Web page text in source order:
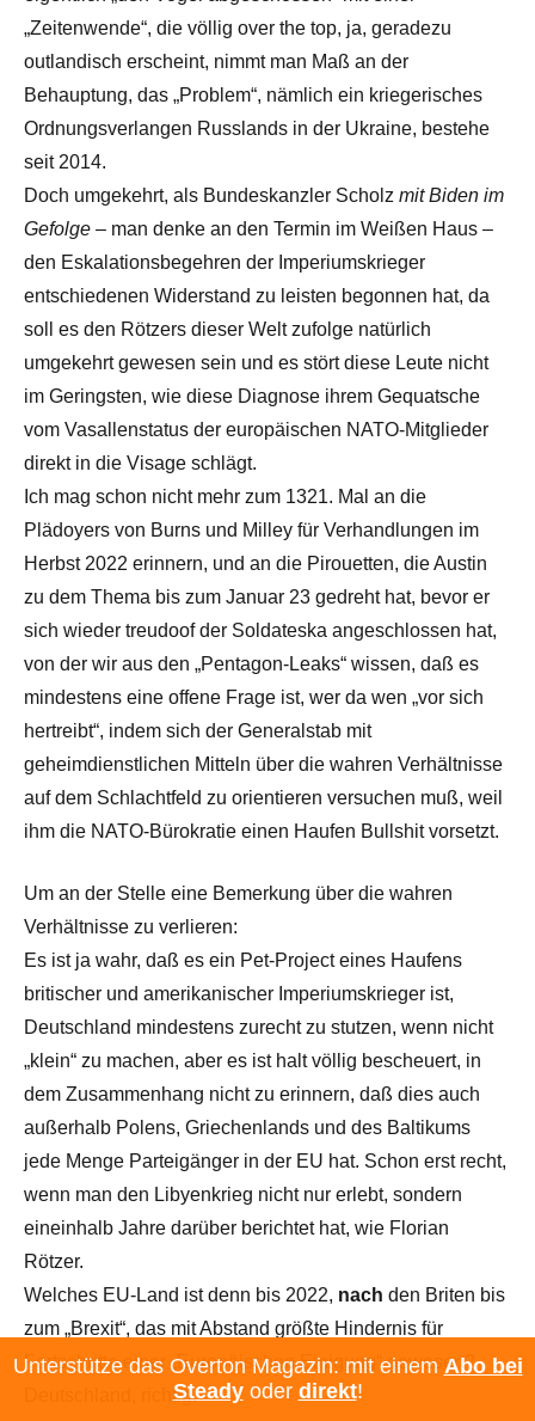
„Zeitenwende“, die völlig over the top, ja, geradezu
outlandisch erscheint, nimmt man Maß an der
Behauptung, das „Problem“, nämlich ein kriegerisches
Ordnungsverlangen Russlands in der Ukraine, bestehe
seit 2014.
Doch umgekehrt, als Bundeskanzler Scholz mit Biden im
Gefolge – man denke an den Termin im Weißen Haus –
den Eskalationsbegehren der Imperiumskrieger
entschiedenen Widerstand zu leisten begonnen hat, da
soll es den Rötzers dieser Welt zufolge natürlich
umgekehrt gewesen sein und es stört diese Leute nicht
im Geringsten, wie diese Diagnose ihrem Gequatsche
vom Vasallenstatus der europäischen NATO-Mitglieder
direkt in die Visage schlägt.
Ich mag schon nicht mehr zum 1321. Mal an die
Plädoyers von Burns und Milley für Verhandlungen im
Herbst 2022 erinnern, und an die Pirouetten, die Austin
zu dem Thema bis zum Januar 23 gedreht hat, bevor er
sich wieder treudoof der Soldateska angeschlossen hat,
von der wir aus den „Pentagon-Leaks“ wissen, daß es
mindestens eine offene Frage ist, wer da wen „vor sich
hertreibt“, indem sich der Generalstab mit
geheimdienstlichen Mitteln über die wahren Verhältnisse
auf dem Schlachtfeld zu orientieren versuchen muß, weil
ihm die NATO-Bürokratie einen Haufen Bullshit vorsetzt.
Um an der Stelle eine Bemerkung über die wahren
Verhältnisse zu verlieren:
Es ist ja wahr, daß es ein Pet-Project eines Haufens
britischer und amerikanischer Imperiumskrieger ist,
Deutschland mindestens zurecht zu stutzen, wenn nicht
„klein“ zu machen, aber es ist halt völlig bescheuert, in
dem Zusammenhang nicht zu erinnern, daß dies auch
außerhalb Polens, Griechenlands und des Baltikums
jede Menge Parteigänger in der EU hat. Schon erst recht,
wenn man den Libyenkrieg nicht nur erlebt, sondern
eineinhalb Jahre darüber berichtet hat, wie Florian
Rötzer.
Welches EU-Land ist denn bis 2022, nach den Briten bis
zum „Brexit“, das mit Abstand größte Hindernis für
Fortschritte einer „Europäischen Einigung“ gewesen?
Deutschland, richtig.
Unterstütze das Overton Magazin: mit einem Abo bei
Steadyoder direkt!